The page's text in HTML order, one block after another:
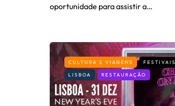
oportunidade para assistir a…
CULTURA & VIAGENS
FESTIVAIS
LISBOA
RESTAURAÇÃO